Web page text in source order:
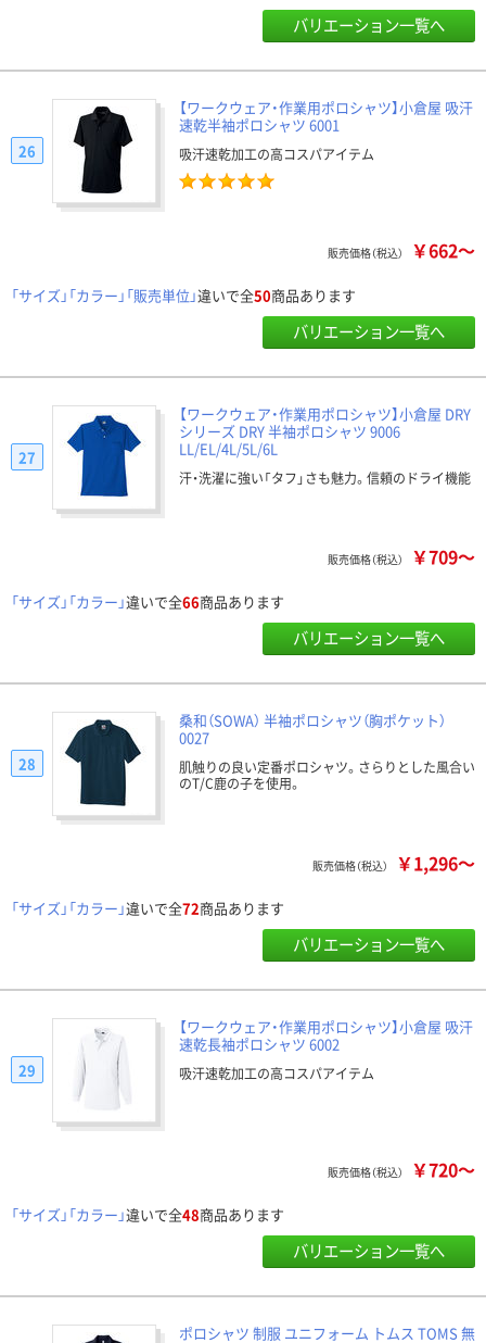
バリエーション一覧へ
【ワークウェア・作業用ポロシャツ】小倉屋 吸汗
速乾半袖ポロシャツ 6001
吸汗速乾加工の高コスパアイテム
26
販売価格（税込） ￥662～
「サイズ」「カラー」「販売単位」違いで全50商品あります
バリエーション一覧へ
【ワークウェア・作業用ポロシャツ】小倉屋 DRY
シリーズ DRY 半袖ポロシャツ 9006
LL/EL/4L/5L/6L
汗・洗濯に強い「タフ」さも魅力。信頼のドライ機能
27
販売価格（税込） ￥709～
「サイズ」「カラー」違いで全66商品あります
バリエーション一覧へ
桑和（SOWA） 半袖ポロシャツ（胸ポケット）
0027
肌触りの良い定番ポロシャツ。さらりとした風合い
のT/C鹿の子を使用。
28
販売価格（税込） ￥1,296～
「サイズ」「カラー」違いで全72商品あります
バリエーション一覧へ
【ワークウェア・作業用ポロシャツ】小倉屋 吸汗
速乾長袖ポロシャツ 6002
吸汗速乾加工の高コスパアイテム
29
販売価格（税込） ￥720～
「サイズ」「カラー」違いで全48商品あります
バリエーション一覧へ
ポロシャツ 制服 ユニフォーム トムス TOMS 無